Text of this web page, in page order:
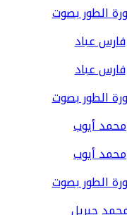
فارس عباد
محمد أيوب